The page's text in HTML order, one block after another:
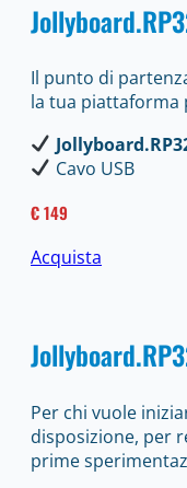
Il punto di
la tua piattaforma
Cavo USB
€ 149
Acquista
Jollyboard
Per chi vuole
disposizione, per
prime